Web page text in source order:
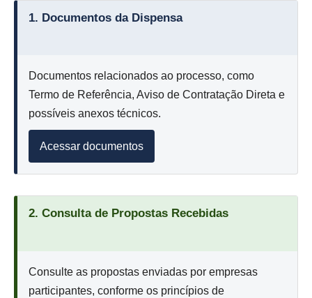
1. Documentos da Dispensa
Documentos relacionados ao processo, como
Termo de Referência, Aviso de Contratação Direta e
possíveis anexos técnicos.
Acessar documentos
2. Consulta de Propostas Recebidas
Consulte as propostas enviadas por empresas
participantes, conforme os princípios de